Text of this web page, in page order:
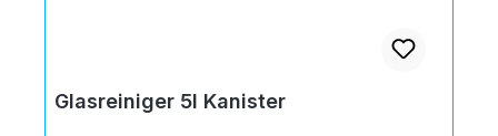
Glasreiniger 5l Kanister